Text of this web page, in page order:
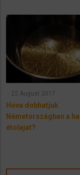
22 August 2017
Hova dobhatjuk
Németországban a
étolajat?